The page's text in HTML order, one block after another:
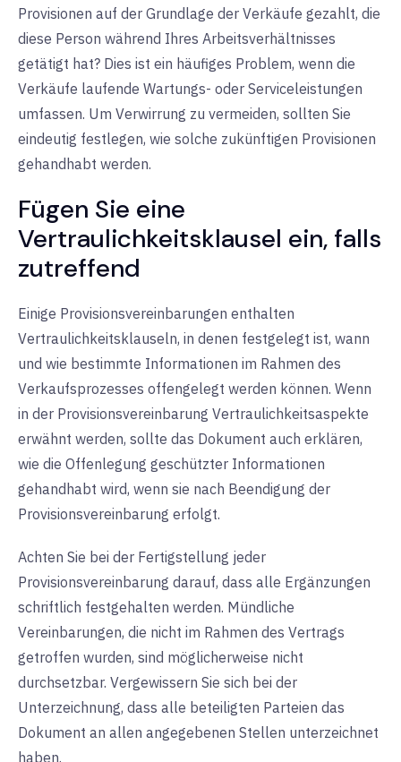
Provisionen auf der Grundlage der Verkäufe gezahlt, die
diese Person während Ihres Arbeitsverhältnisses
getätigt hat? Dies ist ein häufiges Problem, wenn die
Verkäufe laufende Wartungs- oder Serviceleistungen
umfassen. Um Verwirrung zu vermeiden, sollten Sie
eindeutig festlegen, wie solche zukünftigen Provisionen
gehandhabt werden.
Fügen Sie eine
Vertraulichkeitsklausel ein, falls
zutreffend
Einige Provisionsvereinbarungen enthalten
Vertraulichkeitsklauseln, in denen festgelegt ist, wann
und wie bestimmte Informationen im Rahmen des
Verkaufsprozesses offengelegt werden können. Wenn
in der Provisionsvereinbarung Vertraulichkeitsaspekte
erwähnt werden, sollte das Dokument auch erklären,
wie die Offenlegung geschützter Informationen
gehandhabt wird, wenn sie nach Beendigung der
Provisionsvereinbarung erfolgt.
Achten Sie bei der Fertigstellung jeder
Provisionsvereinbarung darauf, dass alle Ergänzungen
schriftlich festgehalten werden. Mündliche
Vereinbarungen, die nicht im Rahmen des Vertrags
getroffen wurden, sind möglicherweise nicht
durchsetzbar. Vergewissern Sie sich bei der
Unterzeichnung, dass alle beteiligten Parteien das
Dokument an allen angegebenen Stellen unterzeichnet
haben.